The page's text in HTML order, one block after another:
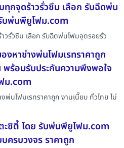
กจุดร้าวรั่วซึม เลือก รับฉีดพ่น
บพ่นพียูโฟม.com
รั่วซึม เลือก รับฉีดพ่นโฟมอุดรอยรั่ว
หาช่างพ่นโฟมเรทราคาถูก
พร้อมรับประกันความพึงพอใจ
ม.com
นโฟมเรทราคาถูก งานเนี๊ยบ ทั่วไทย ไม่
ซิตี้ โดย รับพ่นพียูโฟม.com
ครบวงจร ราคาถูก